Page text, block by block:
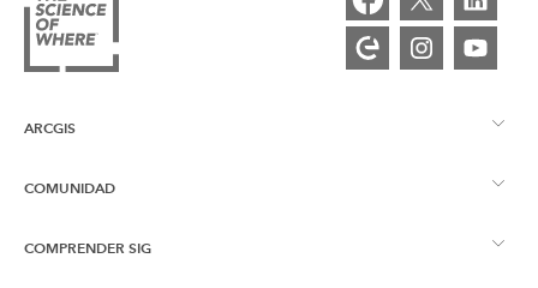
ARCGIS
Descripción general de ArcGIS
COMUNIDAD
Comunidad de Esri
COMPRENDER SIG